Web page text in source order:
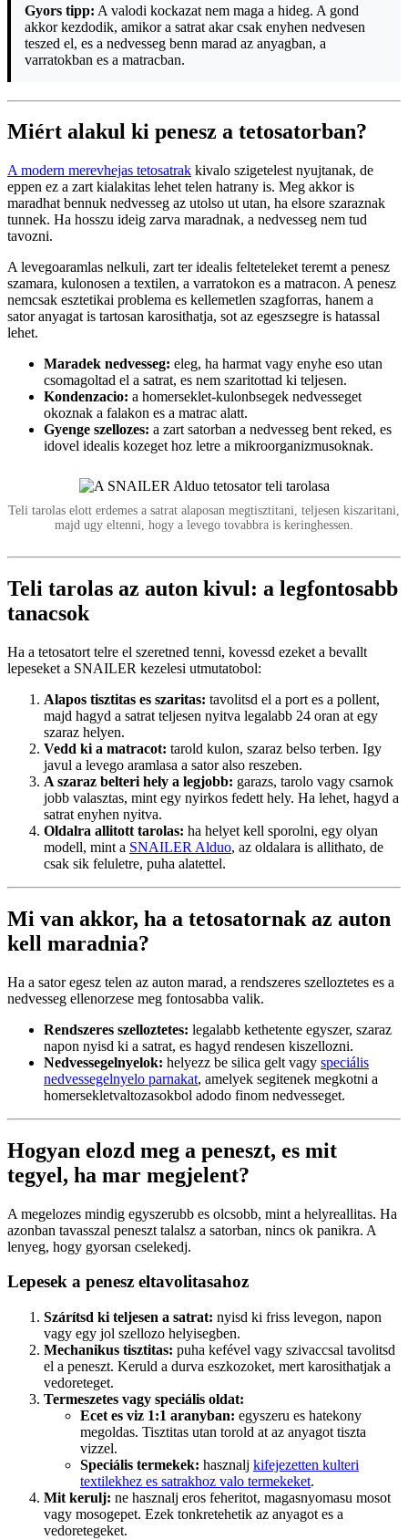
Gyors tipp: A valodi kockazat nem maga a hideg. A gond
akkor kezdodik, amikor a satrat akar csak enyhen nedvesen
teszed el, es a nedvesseg benn marad az anyagban, a
varratokban es a matracban.
Miért alakul ki penesz a tetosatorban?
A modern merevhejas tetosatrak kivalo szigetelest nyujtanak, de
eppen ez a zart kialakitas lehet telen hatrany is. Meg akkor is
maradhat bennuk nedvesseg az utolso ut utan, ha elsore szaraznak
tunnek. Ha hosszu ideig zarva maradnak, a nedvesseg nem tud
tavozni.
A levegoaramlas nelkuli, zart ter idealis felteteleket teremt a penesz
szamara, kulonosen a textilen, a varratokon es a matracon. A penesz
nemcsak esztetikai problema es kellemetlen szagforras, hanem a
sator anyagat is tartosan karosithatja, sot az egeszsegre is hatassal
lehet.
Maradek nedvesseg: eleg, ha harmat vagy enyhe eso utan
csomagoltad el a satrat, es nem szaritottad ki teljesen.
Kondenzacio: a homerseklet-kulonbsegek nedvesseget
okoznak a falakon es a matrac alatt.
Gyenge szellozes: a zart satorban a nedvesseg bent reked, es
idovel idealis kozeget hoz letre a mikroorganizmusoknak.
Teli tarolas elott erdemes a satrat alaposan megtisztitani, teljesen kiszaritani,
majd ugy eltenni, hogy a levego tovabbra is keringhessen.
Teli tarolas az auton kivul: a legfontosabb
tanacsok
Ha a tetosatort telre el szeretned tenni, kovessd ezeket a bevallt
lepeseket a SNAILER kezelesi utmutatobol:
Alapos tisztitas es szaritas: tavolitsd el a port es a pollent,
majd hagyd a satrat teljesen nyitva legalabb 24 oran at egy
szaraz helyen.
Vedd ki a matracot: tarold kulon, szaraz belso terben. Igy
javul a levego aramlasa a sator also reszeben.
A szaraz belteri hely a legjobb: garazs, tarolo vagy csarnok
jobb valasztas, mint egy nyirkos fedett hely. Ha lehet, hagyd a
satrat enyhen nyitva.
Oldalra allitott tarolas: ha helyet kell sporolni, egy olyan
modell, mint a SNAILER Alduo, az oldalara is allithato, de
csak sik feluletre, puha alatettel.
Mi van akkor, ha a tetosatornak az auton
kell maradnia?
Ha a sator egesz telen az auton marad, a rendszeres szelloztetes es a
nedvesseg ellenorzese meg fontosabba valik.
Rendszeres szelloztetes: legalabb kethetente egyszer, szaraz
napon nyisd ki a satrat, es hagyd rendesen kiszellozni.
Nedvessegelnyelok: helyezz be silica gelt vagy speciális
nedvessegelnyelo parnakat, amelyek segitenek megkotni a
homersekletvaltozasokbol adodo finom nedvesseget.
Hogyan elozd meg a peneszt, es mit
tegyel, ha mar megjelent?
A megelozes mindig egyszerubb es olcsobb, mint a helyreallitas. Ha
azonban tavasszal peneszt talalsz a satorban, nincs ok panikra. A
lenyeg, hogy gyorsan cselekedj.
Lepesek a penesz eltavolitasahoz
Szárítsd ki teljesen a satrat: nyisd ki friss levegon, napon
vagy egy jol szellozo helyisegben.
Mechanikus tisztitas: puha kefével vagy szivaccsal tavolitsd
el a peneszt. Keruld a durva eszkozoket, mert karosithatjak a
vedoreteget.
Termeszetes vagy speciális oldat:
Ecet es viz 1:1 aranyban: egyszeru es hatekony
megoldas. Tisztitas utan torold at az anyagot tiszta
vizzel.
Speciális termekek: hasznalj kifejezetten kulteri
textilekhez es satrakhoz valo termekeket.
Mit kerulj: ne hasznalj eros feheritot, magasnyomasu mosot
vagy mosogepet. Ezek tonkretehetik az anyagot es a
vedoretegeket.